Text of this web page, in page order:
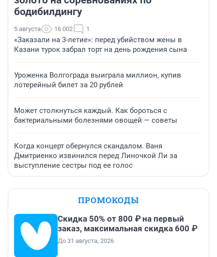
бодибилдингу
5 августа 16 002 1
«Заказали на 3-летие»: перед убийством жены в
Казани турок забрал торт на день рождения сына
Уроженка Волгограда выиграла миллион, купив
лотерейный билет за 20 рублей
Может столкнуться каждый. Как бороться с
бактериальными болезнями овощей — советы
Когда концерт обернулся скандалом. Ваня
Дмитриенко извинился перед Линочкой Ли за
выступление сестры под ее голос
ПРОМОКОДЫ
Скидка 50% от 800 ₽ на первый
заказ, максимальная скидка 600 ₽
До 31 августа, 2026